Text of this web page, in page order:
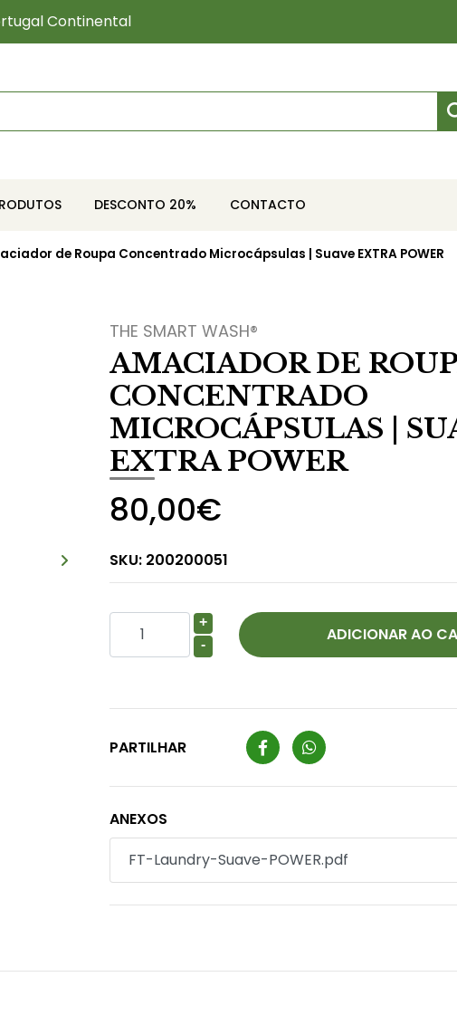
Continental
DESCONTO 20% CONTACTO
de Roupa Concentrado Microcápsulas | Suave EXTRA POWER
THE SMART WASH®
AMACIADOR DE
CONCENTRADO
MICROCÁPSULAS |
EXTRA POWER
80,00€
SKU: 200200051
+
-
PARTILHAR
ANEXOS
FT-Laundry-Suave-POWER.pdf